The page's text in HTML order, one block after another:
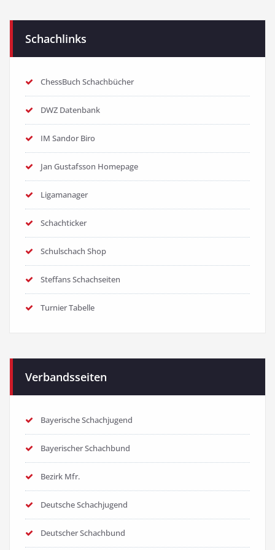
Schachlinks
ChessBuch Schachbücher
DWZ Datenbank
IM Sandor Biro
Jan Gustafsson Homepage
Ligamanager
Schachticker
Schulschach Shop
Steffans Schachseiten
Turnier Tabelle
Verbandsseiten
Bayerische Schachjugend
Bayerischer Schachbund
Bezirk Mfr.
Deutsche Schachjugend
Deutscher Schachbund